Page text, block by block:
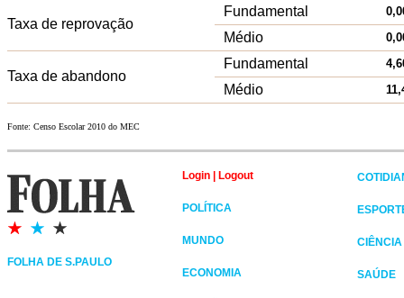
Taxa de reprovação
Fundamental
Médio
Taxa de abandono
Fundamental
Médio
Fonte: Censo Escolar 2010 do MEC
FOLHA DE S.PAULO
Login Logout
POLÍTICA
MUNDO
ECONOMIA
CIÊNCIA
SAÚDE